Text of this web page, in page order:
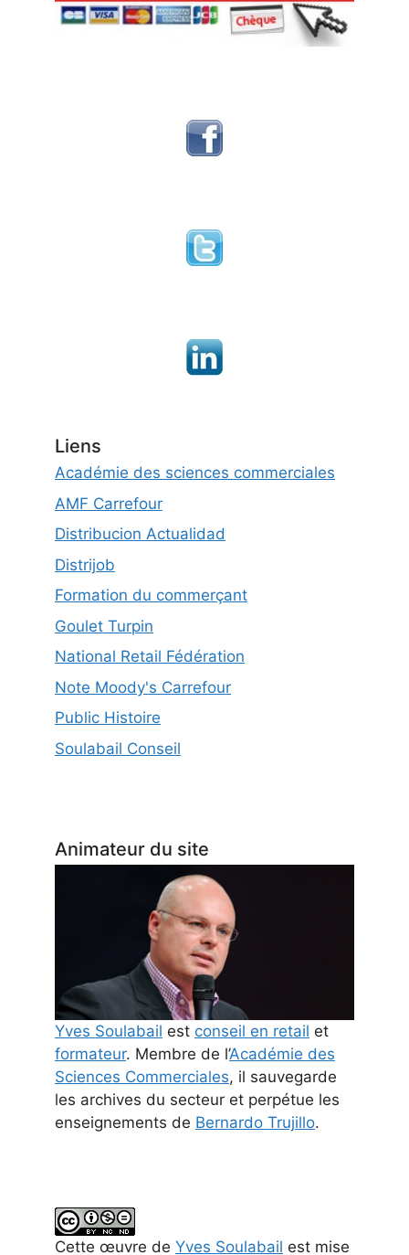
Liens
Académie des sciences commerciales
AMF Carrefour
Distribucion Actualidad
Distrijob
Formation du commerçant
Goulet Turpin
National Retail Fédération
Note Moody's Carrefour
Public Histoire
Soulabail Conseil
Animateur du site
Yves Soulabail est conseil en retail et
formateur. Membre de l’Académie des
Sciences Commerciales, il sauvegarde
les archives du secteur et perpétue les
enseignements de Bernardo Trujillo.
Cette œuvre de Yves Soulabail est mise